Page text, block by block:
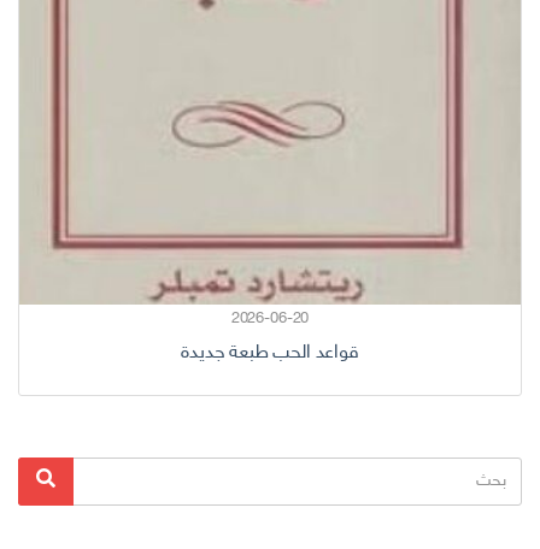
2026-06-20
قواعد الحب طبعة جديدة
البحث
عن:
بحث